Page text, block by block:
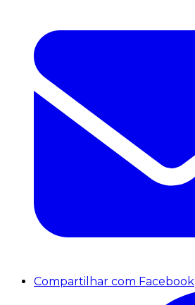
Compartilhar com Facebook